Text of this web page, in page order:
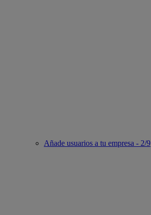
Añade usuarios a tu empresa - 2/9